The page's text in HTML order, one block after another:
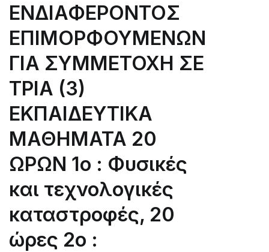
1st
Training:
Natural
and
disasters
2nd
Training:
Crisis
management
strategy
emergency
response
3rd
Training:
ΕΝΔΙΑΦΕΡΟΝΤΟΣ
ΕΠΙΜΟΡΦΟΥΜΕΝΩΝ
ΓΙΑ ΣΥΜΜΕΤΟΧΗ ΣΕ
ΤΡΙΑ (3)
ΕΚΠΑΙΔΕΥΤΙΚΑ
ΜΑΘΗΜΑΤΑ 20
ΩΡΩΝ 1ο : Φυσικές
και τεχνολογικές
καταστροφές, 20
ώρες 2ο :